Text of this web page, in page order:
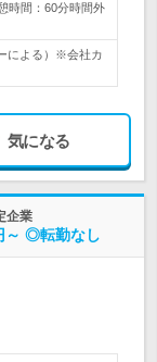
時間：60分時間外
による）※会社カ
気になる
企業
～ ◎転勤なし